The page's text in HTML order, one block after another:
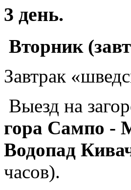
3 день.
Вторник
Завтрак
Выезд на
гора Сампо -
Водопад
часов).